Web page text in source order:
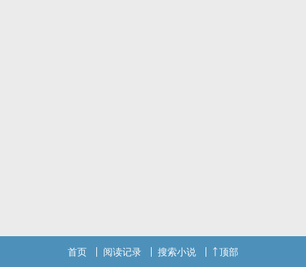
首页 阅读记录 搜索小说 顶部